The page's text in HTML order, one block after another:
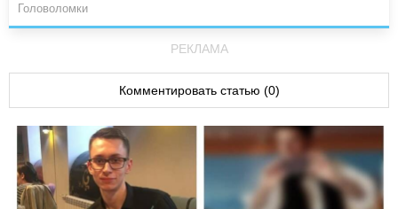
Головоломки
РЕКЛАМА
Комментировать статью (0)